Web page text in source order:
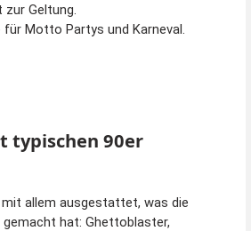
Geltung.
Motto Partys und Karneval.
typischen 90er
allem ausgestattet, was die
hat: Ghettoblaster,